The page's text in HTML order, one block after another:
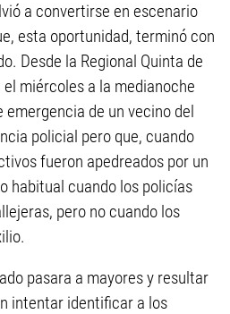
a convertirse en escenario
esta oportunidad, terminó con
Desde la Regional Quinta de
miércoles a la medianoche
de un vecino del
policial pero que, cuando
fueron apedreados por un
habitual cuando los policías
pero no cuando los
pasara a mayores y resultar
intentar identificar a los